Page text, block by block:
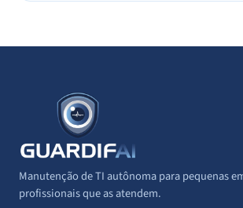
Manutenção de TI autônoma para pequenas
profissionais que as atendem.